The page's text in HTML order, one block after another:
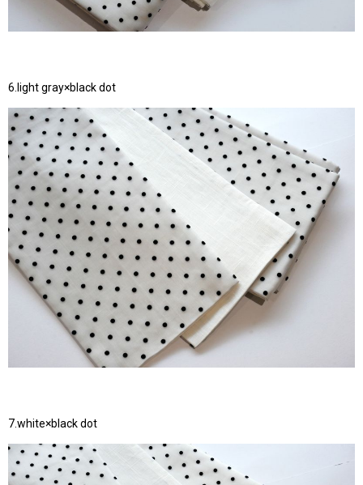
6.light gray×black dot
7.white×black dot